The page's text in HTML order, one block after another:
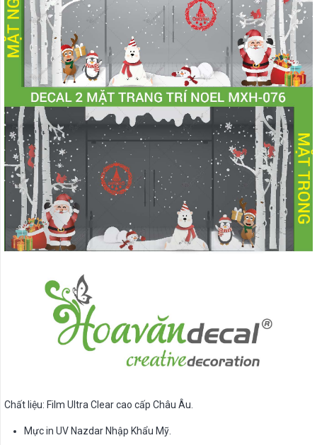
Chất liệu: Film Ultra Clear cao cấp Châu Âu.
Mực in UV Nazdar Nhập Khẩu Mỹ.